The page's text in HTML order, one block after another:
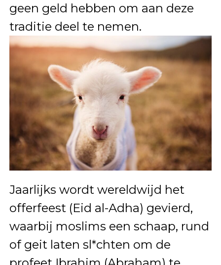
geen geld hebben om aan deze
traditie deel te nemen.
Jaarlijks wordt wereldwijd het
offerfeest (Eid al-Adha) gevierd,
waarbij moslims een schaap, rund
of geit laten sl*chten om de